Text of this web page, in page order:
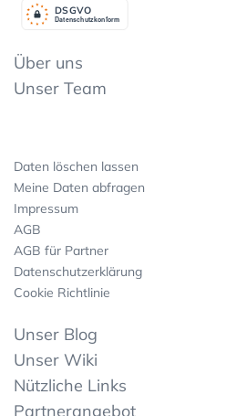
Datenschutzkonform
DSGVO
Über uns
Unser Team
Daten löschen lassen
Meine Daten abfragen
Impressum
AGB
AGB für Partner
Datenschutzerklärung
Cookie Richtlinie
Unser Blog
Unser Wiki
Nützliche Links
Partnerangebot